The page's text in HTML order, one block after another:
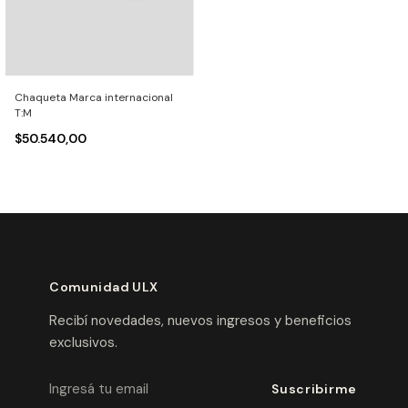
Chaqueta Marca internacional
T:M
$50.540,00
Comunidad ULX
Recibí novedades, nuevos ingresos y beneficios
exclusivos.